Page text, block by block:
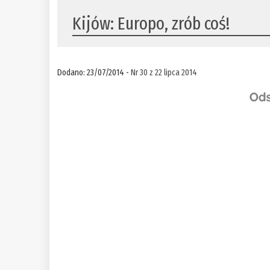
Kijów: Europo, zrób coś!
Dodano: 23/07/2014 -Nr 30 z 22 lipca 2014